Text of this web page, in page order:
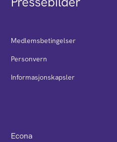
Medlemsbetingelser
Personvern
Informasjonskapsler
Econa